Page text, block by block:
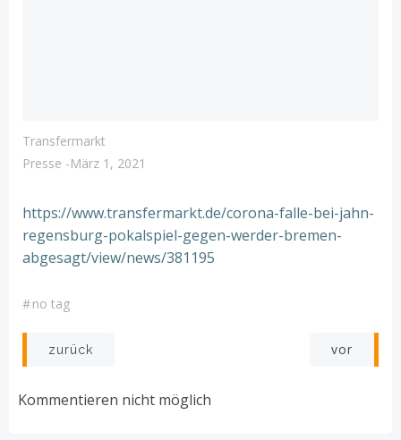
Transfermarkt
Presse -März 1, 2021
https://www.transfermarkt.de/corona-falle-bei-jahn-
regensburg-pokalspiel-gegen-werder-bremen-
abgesagt/view/news/381195
#no tag
Post
navigation
zurück
navigation
vor
Kommentieren nicht möglich